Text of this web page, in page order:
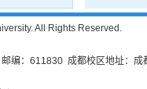
All Rights Reserved.
编：611830 成都校区地址：